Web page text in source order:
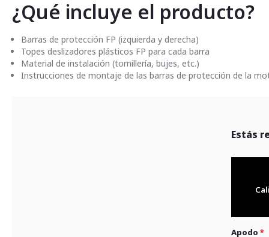
¿Qué incluye el producto?
Barras de protección FP (izquierda y derecha)
Topes deslizadores plásticos FP para cada barra
Material de instalación (tornillería, bujes, etc.)
Instrucciones de montaje de las barras de protección de la
Estás
Apodo